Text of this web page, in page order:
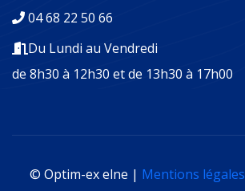
04 68 22 50 66
Du Lundi au Vendredi
de 8h30 à 12h30 et de 13h30 à 17h00
© Optim-ex elne | Mentions légales